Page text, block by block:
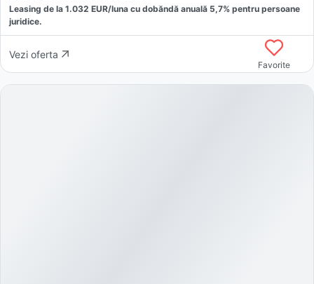
Leasing de la 1.032 EUR/luna cu dobăndă anuală 5,7% pentru persoane
juridice.
Vezi oferta
Favorite